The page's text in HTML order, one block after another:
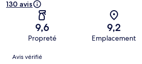
130 avis
9,6
Propreté
9,2
Emplacement
Avis
Avis vérifié